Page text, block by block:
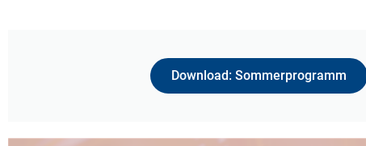
Download: Sommerprogramm